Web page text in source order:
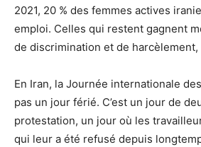
2021, 20 % des femmes actives
emploi. Celles qui restent gagnent
de discrimination et de
En Iran, la Journée internationale
pas un jour férié. C’est un jour de
protestation, un jour où les
qui leur a été refusé depuis